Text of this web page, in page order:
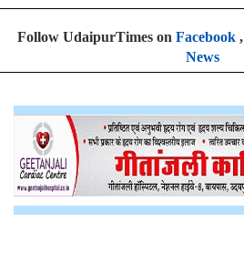
Follow UdaipurTimes on Facebook,
News